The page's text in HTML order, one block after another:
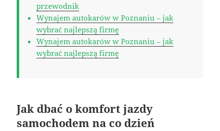
przewodnik
Wynajem autokarów w Poznaniu – jak
wybrać najlepszą firmę
Wynajem autokarów w Poznaniu – jak
wybrać najlepszą firmę
Jak dbać o komfort jazdy
samochodem na co dzień